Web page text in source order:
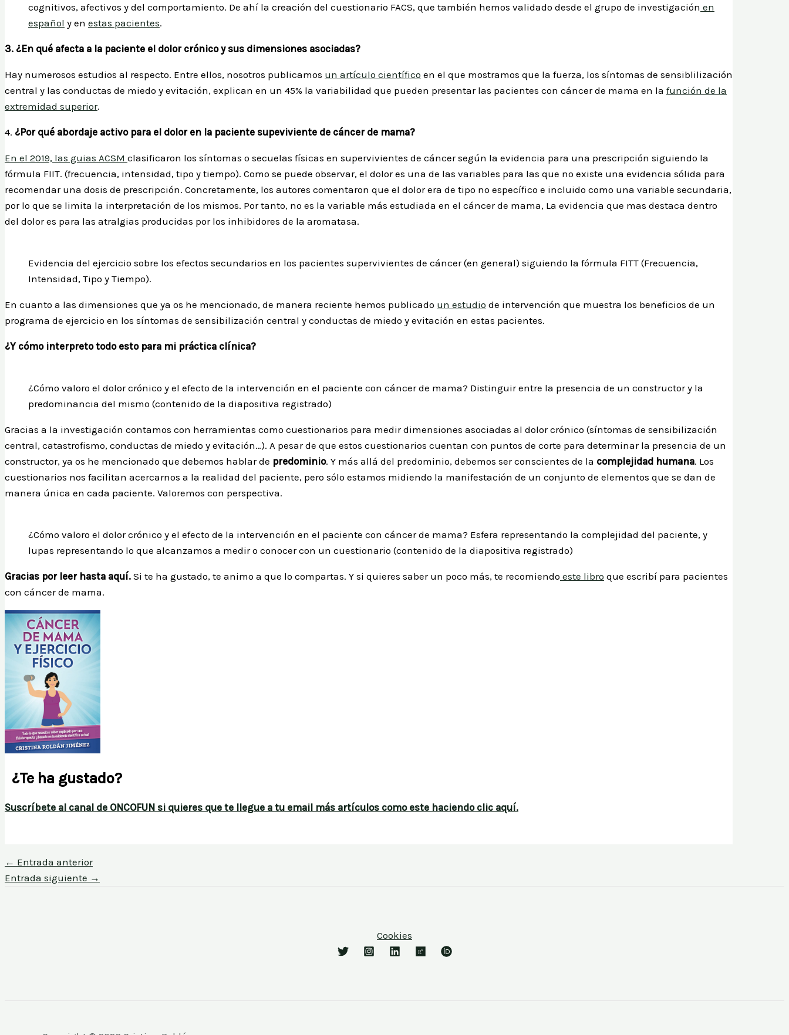
cognitivos, afectivos y del comportamiento. De ahí la creación del cuestionario FACS, que también hemos validado desde el grupo de investigación en
español y en estas pacientes.
3. ¿En qué afecta a la paciente el dolor crónico y sus dimensiones asociadas?
Hay numerosos estudios al respecto. Entre ellos, nosotros publicamos un artículo científico en el que mostramos que la fuerza, los síntomas de sensiblilización
central y las conductas de miedo y evitación, explican en un 45% la variabilidad que pueden presentar las pacientes con cáncer de mama en la función de la
extremidad superior.
4. ¿Por qué abordaje activo para el dolor en la paciente supeviviente de cáncer de mama?
En el 2019, las guias ACSM clasificaron los síntomas o secuelas físicas en supervivientes de cáncer según la evidencia para una prescripción siguiendo la
fórmula FIIT. (frecuencia, intensidad, tipo y tiempo). Como se puede observar, el dolor es una de las variables para las que no existe una evidencia sólida para
recomendar una dosis de prescripción. Concretamente, los autores comentaron que el dolor era de tipo no específico e incluido como una variable secundaria,
por lo que se limita la interpretación de los mismos. Por tanto, no es la variable más estudiada en el cáncer de mama, La evidencia que mas destaca dentro
del dolor es para las atralgias producidas por los inhibidores de la aromatasa.
Evidencia del ejercicio sobre los efectos secundarios en los pacientes supervivientes de cáncer (en general) siguiendo la fórmula FITT (Frecuencia,
Intensidad, Tipo y Tiempo).
En cuanto a las dimensiones que ya os he mencionado, de manera reciente hemos publicado un estudio de intervención que muestra los beneficios de un
programa de ejercicio en los síntomas de sensibilización central y conductas de miedo y evitación en estas pacientes.
¿Y cómo interpreto todo esto para mi práctica clínica?
¿Cómo valoro el dolor crónico y el efecto de la intervención en el paciente con cáncer de mama? Distinguir entre la presencia de un constructor y la
predominancia del mismo (contenido de la diapositiva registrado)
Gracias a la investigación contamos con herramientas como cuestionarios para medir dimensiones asociadas al dolor crónico (síntomas de sensibilización
central, catastrofismo, conductas de miedo y evitación…). A pesar de que estos cuestionarios cuentan con puntos de corte para determinar la presencia de un
constructor, ya os he mencionado que debemos hablar de predominio. Y más allá del predominio, debemos ser conscientes de la complejidad humana. Los
cuestionarios nos facilitan acercarnos a la realidad del paciente, pero sólo estamos midiendo la manifestación de un conjunto de elementos que se dan de
manera única en cada paciente. Valoremos con perspectiva.
¿Cómo valoro el dolor crónico y el efecto de la intervención en el paciente con cáncer de mama? Esfera representando la complejidad del paciente, y
lupas representando lo que alcanzamos a medir o conocer con un cuestionario (contenido de la diapositiva registrado)
Gracias por leer hasta aquí. Si te ha gustado, te animo a que lo compartas. Y si quieres saber un poco más, te recomiendo este libro que escribí para pacientes
con cáncer de mama.
¿Te ha gustado?
Suscríbete al canal de ONCOFUN si quieres que te llegue a tu email más artículos como este haciendo clic aquí.
← Entrada anterior
Entrada siguiente →
Cookies